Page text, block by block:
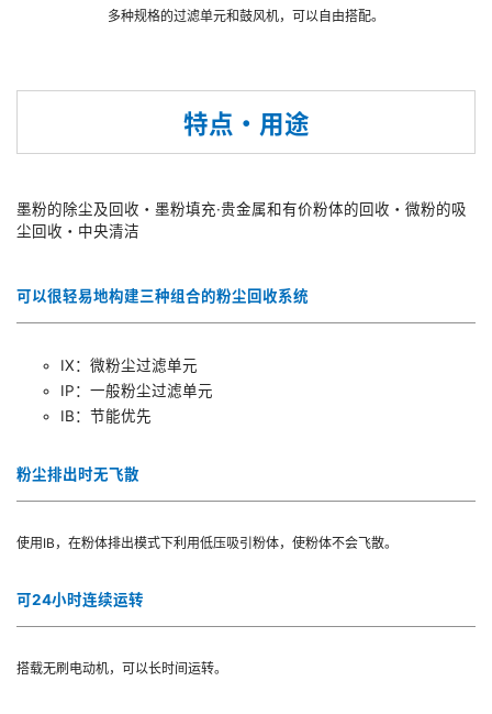
多种规格的过滤单元和鼓风机，可以自由搭配。
特点・用途
墨粉的除尘及回收・墨粉填充·贵金属和有价粉体的回收・微粉的吸
尘回收・中央清洁
可以很轻易地构建三种组合的粉尘回收系统
IX：微粉尘过滤单元
IP：一般粉尘过滤单元
IB：节能优先
粉尘排出时无飞散
使用IB，在粉体排出模式下利用低压吸引粉体，使粉体不会飞散。
可24小时连续运转
搭载无刷电动机，可以长时间运转。